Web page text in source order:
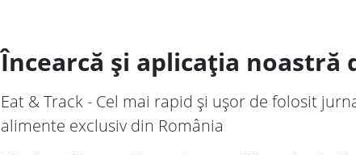
Încearcă și aplicația noastră
Eat & Track - Cel mai rapid și ușor de folosit
alimente exclusiv din România